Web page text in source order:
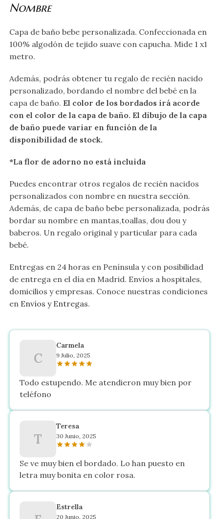
Nombre
Capa de baño bebe personalizada. Confeccionada en
100% algodón de tejido suave con capucha. Mide 1 x1
metro.
Además, podrás obtener tu regalo de recién nacido
personalizado, bordando el nombre del bebé en la
capa de baño. El color de los bordados irá acorde
con el color de la capa de baño. El dibujo de la capa
de baño puede variar en función de la
disponibilidad de stock.
*La flor de adorno no está incluida
Puedes encontrar otros regalos de recién nacidos
personalizados con nombre en nuestra sección.
Además, de capa de baño bebe personalizada, podrás
bordar su nombre en mantas,toallas, dou dou y
baberos. Un regalo original y particular para cada
bebé.
Entregas en 24 horas en Península y con posibilidad
de entrega en el día en Madrid. Envíos a hospitales,
domicilios y empresas. Conoce nuestras condiciones
en Envíos y Entregas.
C
Carmela
9 Julio, 2025
Todo estupendo. Me atendieron muy bien por
teléfono
T
Teresa
30 Junio, 2025
Se ve muy bien el bordado. Lo han puesto en
letra muy bonita en color rosa.
Estrella
20 Junio, 2025